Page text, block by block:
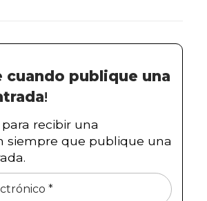
cuando publique una
!
recibir una
siempre que publique una